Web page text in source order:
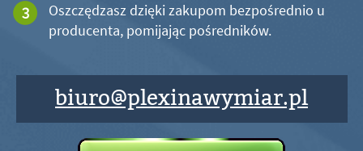
Oszczędzasz dzięki zakupom bezpośrednio u
producenta, pomijając pośredników.
biuro@plexinawymiar.pl